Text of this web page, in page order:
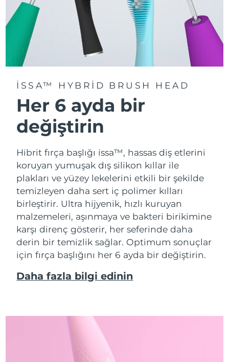
ISSA™ HYBRID BRUSH HEAD
Her 6 ayda bir
değiştirin
Hibrit fırça başlığı issa™, hassas diş etlerini
koruyan yumuşak dış silikon kıllar ile
plakları ve yüzey lekelerini etkili bir şekilde
temizleyen daha sert iç polimer kılları
birleştirir. Ultra hijyenik, hızlı kuruyan
malzemeleri, aşınmaya ve bakteri birikimine
karşı direnç gösterir, her seferinde daha
derin bir temizlik sağlar. Optimum sonuçlar
için fırça başlığını her 6 ayda bir değiştirin.
Daha fazla bilgi edinin